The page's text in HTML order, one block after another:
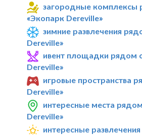
загородные комплексы
«Экопарк Dereville»
зимние развлечения
Dereville»
ивент площадки рядом
Dereville»
игровые пространства
Dereville»
интересные места
Dereville»
интересные